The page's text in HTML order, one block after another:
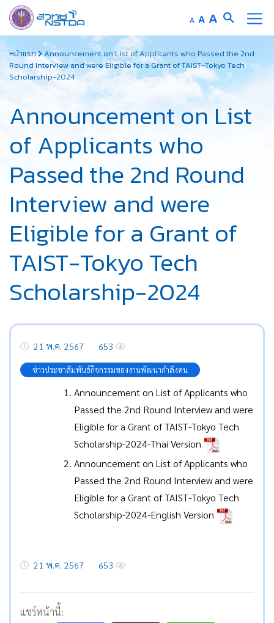
to
content
A Decrease
font
size.
AReset
font
size.
A Increase
font
size.
หน้าแรก
Announcement on List of Applicants who Passed the 2nd
Round Interview and were Eligible for a Grant of TAIST-Tokyo Tech
Scholarship-2024
Announcement on List
of Applicants who
Passed the 2nd Round
Interview and were
Eligible for a Grant of
TAIST-Tokyo Tech
Scholarship-2024
21 พ.ค. 2567 653
ข่าวประชาสัมพันธ์กิจกรรมของงานพัฒนากำลังคน
Announcement on List of Applicants who
Passed the 2nd Round Interview and were
Eligible for a Grant of TAIST-Tokyo Tech
Scholarship-2024-Thai Version
Announcement on List of Applicants who
Passed the 2nd Round Interview and were
Eligible for a Grant of TAIST-Tokyo Tech
Scholarship-2024-English Version
21 พ.ค. 2567 653
แชร์หน้านี้: